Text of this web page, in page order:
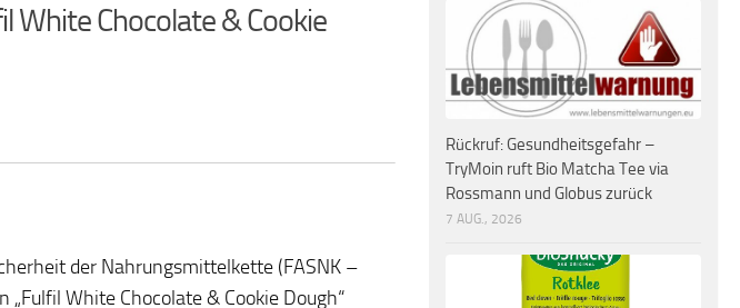
White Chocolate & Cookie
der Nahrungsmittelkette (FASNK –
White Chocolate & Cookie Dough“
Rückruf: Gesundheitsgefahr –
TryMoin ruft Bio Matcha Tee via
Rossmann und Globus zurück
7 AUG., 2026